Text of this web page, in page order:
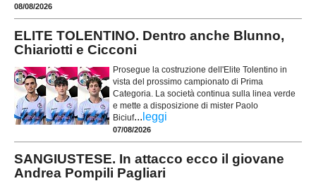
08/08/2026
ELITE TOLENTINO. Dentro anche Blunno,
Chiariotti e Cicconi
Prosegue la costruzione dell'Elite Tolentino in
vista del prossimo campionato di Prima
Categoria. La società continua sulla linea verde
e mette a disposizione di mister Paolo
Biciuf... leggi
07/08/2026
SANGIUSTESE. In attacco ecco il giovane
Andrea Pompili Pagliari